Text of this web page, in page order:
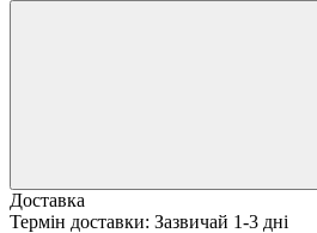
Доставка
Термiн доставки: Зазвичай 1-3 днi